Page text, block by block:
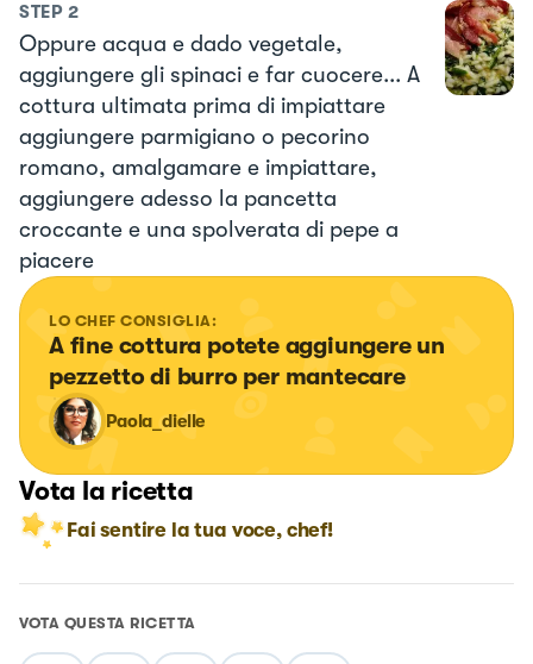
STEP 2
Oppure acqua e dado vegetale,
aggiungere gli spinaci e far cuocere... A
cottura ultimata prima di impiattare
aggiungere parmigiano o pecorino
romano, amalgamare e impiattare,
aggiungere adesso la pancetta
croccante e una spolverata di pepe a
piacere
LO CHEF CONSIGLIA:
A fine cottura potete aggiungere un
pezzetto di burro per mantecare
Paola_dielle
Vota la ricetta
Fai sentire la tua voce, chef!
VOTA QUESTA RICETTA